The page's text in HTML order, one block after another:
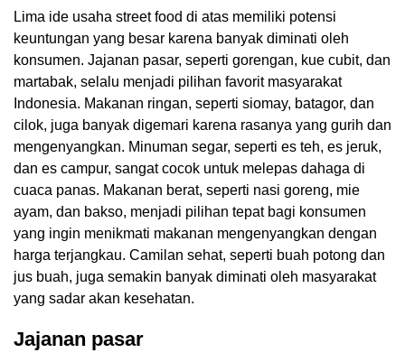
Lima ide usaha street food di atas memiliki potensi
keuntungan yang besar karena banyak diminati oleh
konsumen. Jajanan pasar, seperti gorengan, kue cubit, dan
martabak, selalu menjadi pilihan favorit masyarakat
Indonesia. Makanan ringan, seperti siomay, batagor, dan
cilok, juga banyak digemari karena rasanya yang gurih dan
mengenyangkan. Minuman segar, seperti es teh, es jeruk,
dan es campur, sangat cocok untuk melepas dahaga di
cuaca panas. Makanan berat, seperti nasi goreng, mie
ayam, dan bakso, menjadi pilihan tepat bagi konsumen
yang ingin menikmati makanan mengenyangkan dengan
harga terjangkau. Camilan sehat, seperti buah potong dan
jus buah, juga semakin banyak diminati oleh masyarakat
yang sadar akan kesehatan.
Jajanan pasar